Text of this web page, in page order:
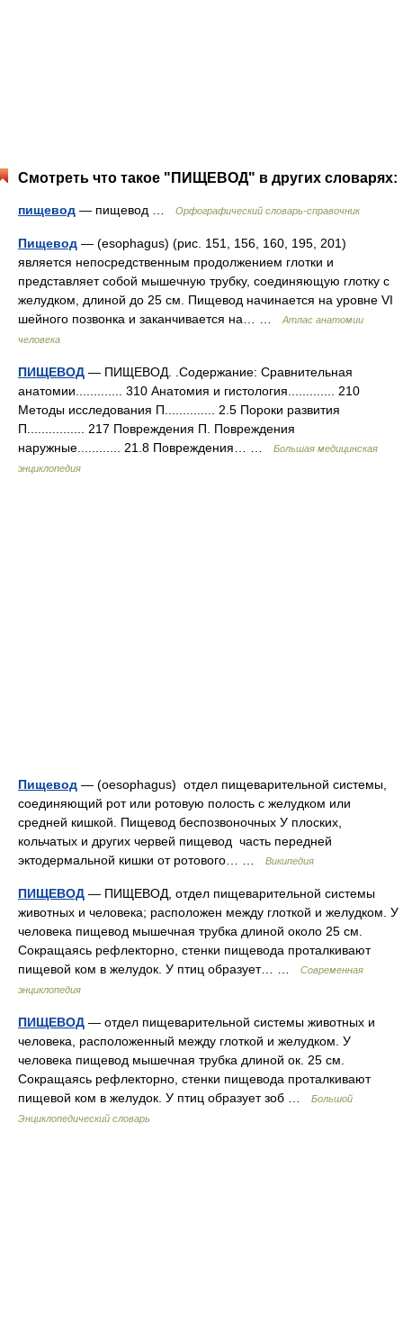
Смотреть что такое "ПИЩЕВОД" в других словарях:
пищевод — пищевод … Орфографический словарь-справочник
Пищевод — (esophagus) (рис. 151, 156, 160, 195, 201)
является непосредственным продолжением глотки и
представляет собой мышечную трубку, соединяющую глотку с
желудком, длиной до 25 см. Пищевод начинается на уровне VI
шейного позвонка и заканчивается на… …
Атлас анатомии
человека
ПИЩЕВОД — ПИЩЕВОД. .Содержание: Сравнительная
анатомии............. 310 Анатомия и гистология............. 210
Методы исследования П.............. 2.5 Пороки развития
П................ 217 Повреждения П. Повреждения
наружные............ 21.8 Повреждения… …
Большая медицинская
энциклопедия
Пищевод — (oesophagus) отдел пищеварительной системы,
соединяющий рот или ротовую полость с желудком или
средней кишкой. Пищевод беспозвоночных У плоских,
кольчатых и других червей пищевод часть передней
эктодермальной кишки от ротового… …
Википедия
ПИЩЕВОД — ПИЩЕВОД, отдел пищеварительной системы
животных и человека; расположен между глоткой и желудком. У
человека пищевод мышечная трубка длиной около 25 см.
Сокращаясь рефлекторно, стенки пищевода проталкивают
пищевой ком в желудок. У птиц образует… …
Современная
энциклопедия
ПИЩЕВОД — отдел пищеварительной системы животных и
человека, расположенный между глоткой и желудком. У
человека пищевод мышечная трубка длиной ок. 25 см.
Сокращаясь рефлекторно, стенки пищевода проталкивают
пищевой ком в желудок. У птиц образует зоб …
Большой
Энциклопедический словарь